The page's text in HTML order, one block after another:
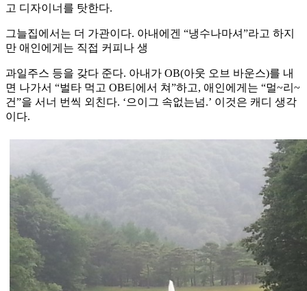
고 디자이너를 탓한다.
그늘집에서는 더 가관이다. 아내에겐 “냉수나마셔”라고 하지
만 애인에게는 직접 커피나 생
과일주스 등을 갖다 준다. 아내가 OB(아웃 오브 바운스)를 내
면 나가서 “벌타 먹고 OB티에서 쳐”하고, 애인에게는 “멀~리~
건”을 서너 번씩 외친다. ‘으이그 속없는넘.’ 이것은 캐디 생각
이다.